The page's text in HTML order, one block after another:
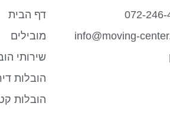
072-246-
info@moving-
דף הבית
מובילים
שירותי
הובלות
הובלות